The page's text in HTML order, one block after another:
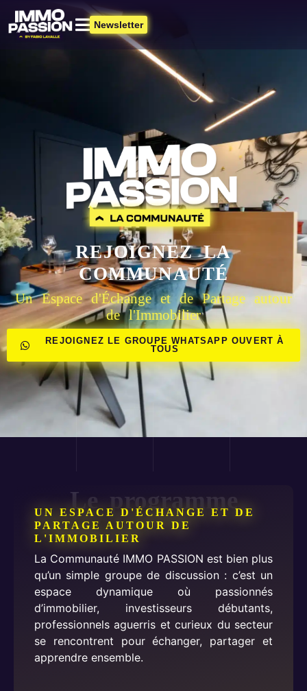
Newsletter
REJOIGNEZ LA
COMMUNAUTÉ
Un Espace d'Échange et de Partage autour
de l'Immobilier
REJOIGNEZ LE GROUPE WHATSAPP OUVERT À
TOUS
Le programme
UN ESPACE D'ÉCHANGE ET DE
PARTAGE AUTOUR DE
L'IMMOBILIER
La Communauté IMMO PASSION est bien plus
qu’un simple groupe de discussion : c’est un
espace dynamique où passionnés
d’immobilier, investisseurs débutants,
professionnels aguerris et curieux du secteur
se rencontrent pour échanger, partager et
apprendre ensemble.